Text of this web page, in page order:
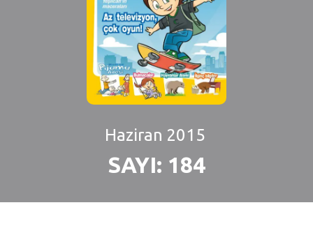
Haziran 2015
SAYI: 184